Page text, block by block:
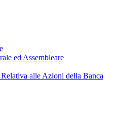
ed Assembleare
alle Azioni della Banca